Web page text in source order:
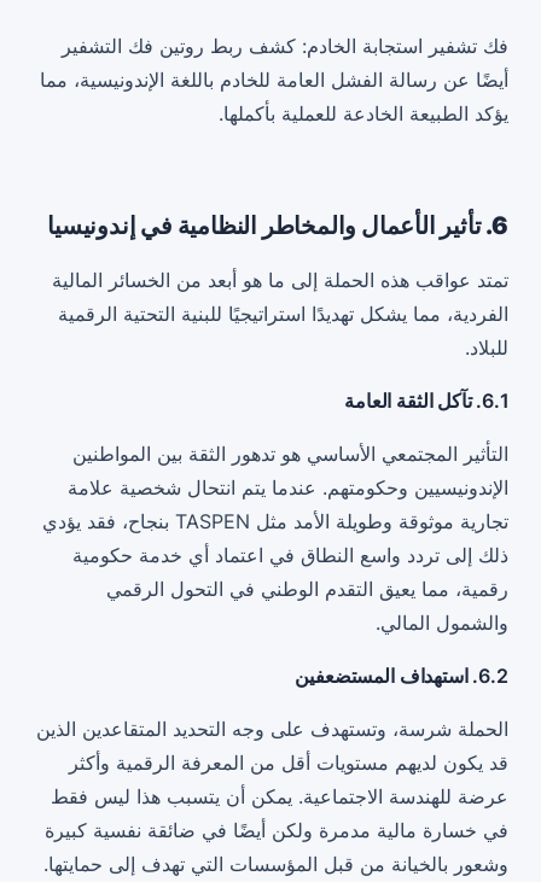
فك تشفير استجابة الخادم: كشف ربط روتين فك التشفير
أيضًا عن رسالة الفشل العامة للخادم باللغة الإندونيسية، مما
يؤكد الطبيعة الخادعة للعملية بأكملها.
6. تأثير الأعمال والمخاطر النظامية في إندونيسيا
تمتد عواقب هذه الحملة إلى ما هو أبعد من الخسائر المالية
الفردية، مما يشكل تهديدًا استراتيجيًا للبنية التحتية الرقمية
للبلاد.
6.1. تآكل الثقة العامة
التأثير المجتمعي الأساسي هو تدهور الثقة بين المواطنين
الإندونيسيين وحكومتهم. عندما يتم انتحال شخصية علامة
تجارية موثوقة وطويلة الأمد مثل TASPEN بنجاح، فقد يؤدي
ذلك إلى تردد واسع النطاق في اعتماد أي خدمة حكومية
رقمية، مما يعيق التقدم الوطني في التحول الرقمي
والشمول المالي.
6.2. استهداف المستضعفين
الحملة شرسة، وتستهدف على وجه التحديد المتقاعدين الذين
قد يكون لديهم مستويات أقل من المعرفة الرقمية وأكثر
عرضة للهندسة الاجتماعية. يمكن أن يتسبب هذا ليس فقط
في خسارة مالية مدمرة ولكن أيضًا في ضائقة نفسية كبيرة
وشعور بالخيانة من قبل المؤسسات التي تهدف إلى حمايتها.